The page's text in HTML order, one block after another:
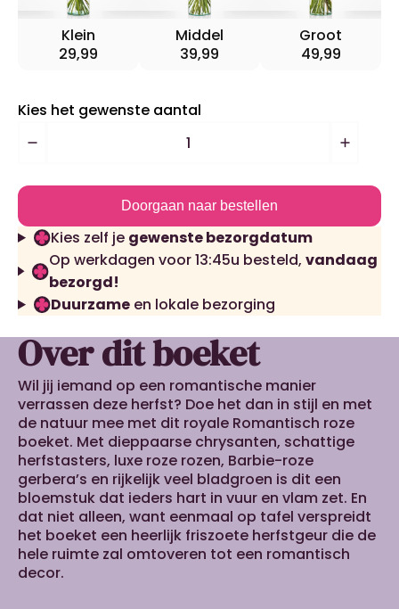
Middel
39,99
Klein
29,99
Groot
49,99
Kies het gewenste aantal
Doorgaan naar bestellen
Kies zelf je gewenste bezorgdatum
Op werkdagen voor 13:45u besteld,vandaag
bezorgd!
Duurzameen lokale bezorging
Over dit boeket
Wil jij iemand op een romantische manier
verrassen deze herfst? Doe het dan in stijl en met
de natuur mee met dit royale Romantisch roze
boeket. Met dieppaarse chrysanten, schattige
herfstasters, luxe roze rozen, Barbie-roze
gerbera’s en rijkelijk veel bladgroen is dit een
bloemstuk dat ieders hart in vuur en vlam zet. En
dat niet alleen, want eenmaal op tafel verspreidt
het boeket een heerlijk friszoete herfstgeur die de
hele ruimte zal omtoveren tot een romantisch
decor.